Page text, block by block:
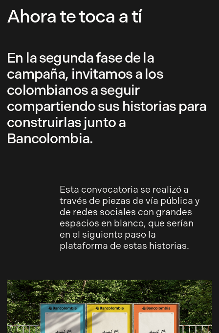
Ahora te toca a tí
En la segunda fase de la
campaña, invitamos a los
colombianos a seguir
compartiendo sus historias para
construirlas junto a
Bancolombia.
Esta convocatoria se realizó a
través de piezas de vía pública y
de redes sociales con grandes
espacios en blanco, que serían
en el siguiente paso la
plataforma de estas historias.